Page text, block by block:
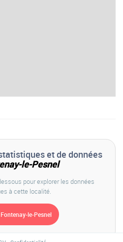
et de données
le-Pesnel
pour explorer les données
à cette localité.